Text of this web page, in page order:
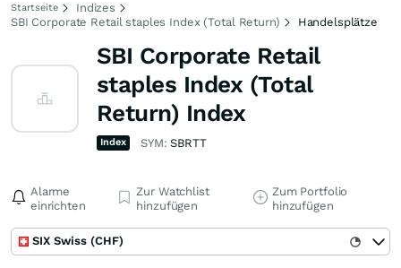
Startseite
Indizes
SBI Corporate Retail staples Index (Total Return)
Handelsplätze
SBI Corporate Retail
staples Index (Total
Return) Index
Index SYM:SBRTT
Alarme
einrichten
Zur Watchlist
hinzufügen
Zum Portfolio
hinzufügen
SIX Swiss (CHF)